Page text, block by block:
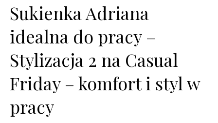
Sukienka Adriana
idealna do pracy –
Stylizacja 2 na Casual
Friday – komfort i styl w
pracy